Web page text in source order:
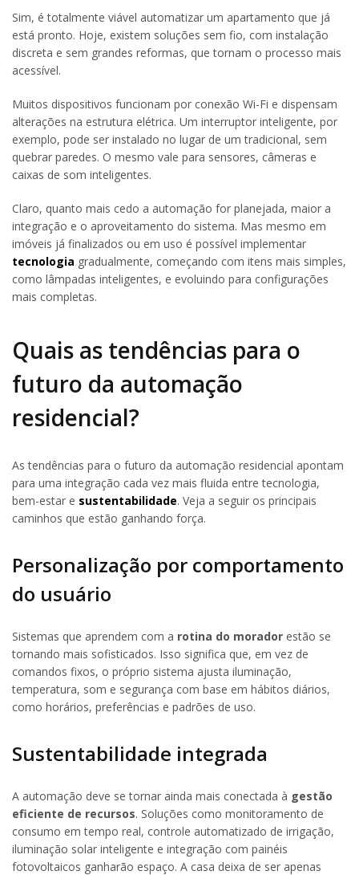
Sim, é totalmente viável automatizar um apartamento que já
está pronto. Hoje, existem soluções sem fio, com instalação
discreta e sem grandes reformas, que tornam o processo mais
acessível.
Muitos dispositivos funcionam por conexão Wi-Fi e dispensam
alterações na estrutura elétrica. Um interruptor inteligente, por
exemplo, pode ser instalado no lugar de um tradicional, sem
quebrar paredes. O mesmo vale para sensores, câmeras e
caixas de som inteligentes.
Claro, quanto mais cedo a automação for planejada, maior a
integração e o aproveitamento do sistema. Mas mesmo em
imóveis já finalizados ou em uso é possível implementar
tecnologia gradualmente, começando com itens mais simples,
como lâmpadas inteligentes, e evoluindo para configurações
mais completas.
Quais as tendências para o
futuro da automação
residencial?
As tendências para o futuro da automação residencial apontam
para uma integração cada vez mais fluida entre tecnologia,
bem-estar e sustentabilidade. Veja a seguir os principais
caminhos que estão ganhando força.
Personalização por comportamento
do usuário
Sistemas que aprendem com a rotina do morador estão se
tornando mais sofisticados. Isso significa que, em vez de
comandos fixos, o próprio sistema ajusta iluminação,
temperatura, som e segurança com base em hábitos diários,
como horários, preferências e padrões de uso.
Sustentabilidade integrada
A automação deve se tornar ainda mais conectada à gestão
eficiente de recursos. Soluções como monitoramento de
consumo em tempo real, controle automatizado de irrigação,
iluminação solar inteligente e integração com painéis
fotovoltaicos ganharão espaço. A casa deixa de ser apenas